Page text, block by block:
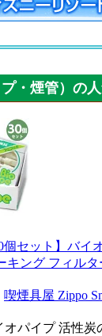
プ・煙管）の
個セット】バ
キング フィルタ
喫煙具屋 Zippo
オパイプ 活性